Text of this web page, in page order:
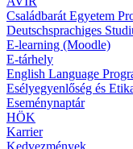
Családbarát Egyetem
Deutschsprachiges
E-learning (Moodle)
E-tárhely
English Language
Esélyegyenlőség és
Eseménynaptár
HÖK
Karrier